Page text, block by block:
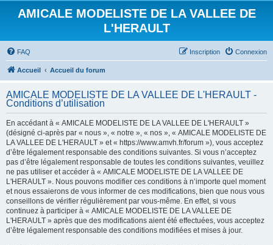
AMICALE MODELISTE DE LA VALLEE DE
L'HERAULT
FAQ Connexion
Inscription
Accueil Accueil du forum
AMICALE MODELISTE DE LA VALLEE DE L'HERAULT -
Conditions d’utilisation
En accédant à « AMICALE MODELISTE DE LA VALLEE DE L'HERAULT »
(désigné ci-après par « nous », « notre », « nos », « AMICALE MODELISTE DE
LA VALLEE DE L'HERAULT » et « https://www.amvh.fr/forum »), vous acceptez
d’être légalement responsable des conditions suivantes. Si vous n’acceptez
pas d’être légalement responsable de toutes les conditions suivantes, veuillez
ne pas utiliser et accéder à « AMICALE MODELISTE DE LA VALLEE DE
L'HERAULT ». Nous pouvons modifier ces conditions à n’importe quel moment
et nous essaierons de vous informer de ces modifications, bien que nous vous
conseillons de vérifier régulièrement par vous-même. En effet, si vous
continuez à participer à « AMICALE MODELISTE DE LA VALLEE DE
L'HERAULT » après que des modifications aient été effectuées, vous acceptez
d’être légalement responsable des conditions modifiées et mises à jour.